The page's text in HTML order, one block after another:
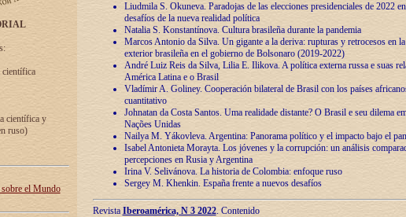
científica
científica y
ruso)
el Mundo
Liudmila S. Okuneva. Paradojas de las elecciones presidenciales de 2022
desafíos de la nueva realidad política
Natalia S. Konstantínova. Cultura brasileña durante la pandemia
Marcos Antonio da Silva. Un gigante a la deriva: rupturas y retrocesos en
exterior brasileña en el gobierno de Bolsonaro (2019-2022)
André Luiz Reis da Silva, Lilia E. Ilikova. A política externa russa e suas
América Latina e o Brasil
Vladímir A. Goliney. Cooperación bilateral de Brasil con los países
cuantitativo
Johnatan da Costa Santos. Uma realidade distante? O Brasil e seu dilema
Nações Unidas
Nailya M. Yákovleva. Argentina: Panorama político y el impacto bajo el
Isabel Antonieta Morayta. Los jóvenes y la corrupción: un análisis
percepciones en Rusia y Argentina
Irina V. Selivánova. La historia de Colombia: enfoque ruso
Sergey M. Khenkin. España frente a nuevos desafíos
Revista Iberoamérica, N 3 2022. Contenido